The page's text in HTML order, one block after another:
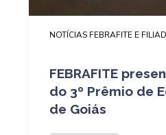
NOTÍCIAS FEBRAFITE E
FEBRAFITE
do 3º Prêmio de
de Goiás